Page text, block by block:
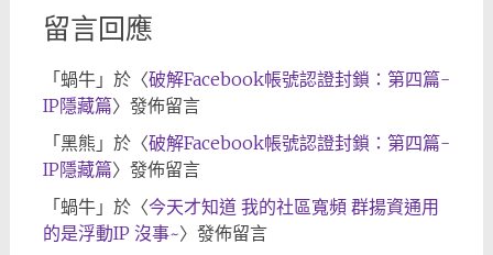
留言回應
「 蝸牛」於〈破解Facebook帳號認證封鎖：第四篇-
IP隱藏篇〉發佈留言
「 黑熊 」於〈破解Facebook帳號認證封鎖：第四篇-
IP隱藏篇〉發佈留言
「 蝸牛」於〈今天才知道 我的社區寬頻 群揚資通用
的是浮動IP 沒事~〉發佈留言